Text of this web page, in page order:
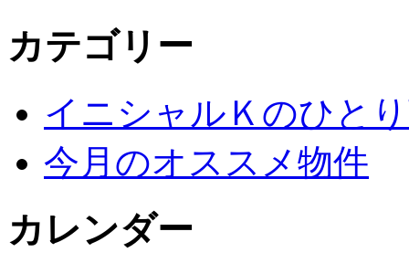
カテゴリー
イニシャルＫのひと
今月のオススメ物件
カレンダー